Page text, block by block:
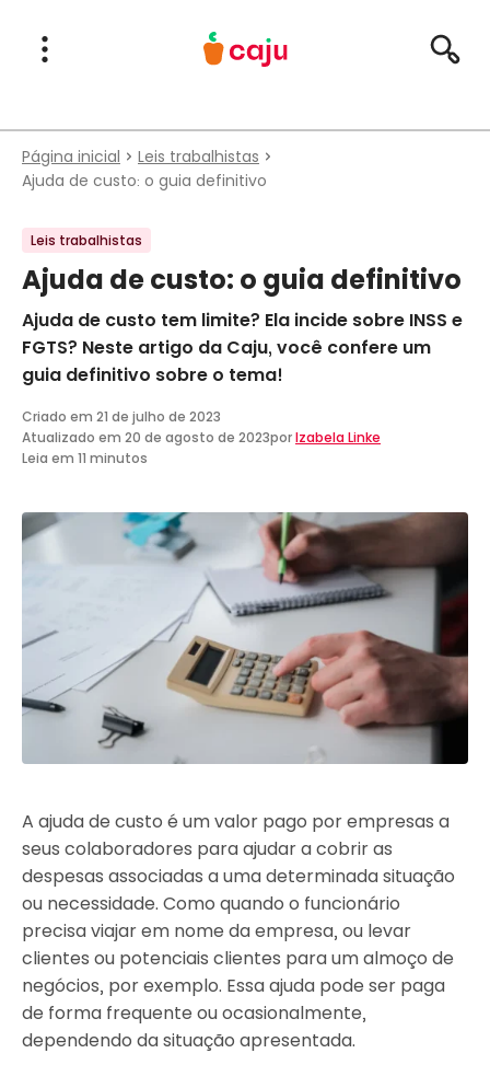
Menu Principal
Abrir Menu
Página inicial
Leis trabalhistas
Ajuda de custo: o guia definitivo
Leis trabalhistas
Ajuda de custo: o guia definitivo
Ajuda de custo tem limite? Ela incide sobre INSS e
FGTS? Neste artigo da Caju, você confere um
guia definitivo sobre o tema!
Criado em 21 de julho de 2023
Atualizado em 20 de agosto de 2023porIzabela Linke
Leia em 11 minutos
A ajuda de custo é um valor pago por empresas a
seus colaboradores para ajudar a cobrir as
despesas associadas a uma determinada situação
ou necessidade. Como quando o funcionário
precisa viajar em nome da empresa, ou levar
clientes ou potenciais clientes para um almoço de
negócios, por exemplo. Essa ajuda pode ser paga
de forma frequente ou ocasionalmente,
dependendo da situação apresentada.